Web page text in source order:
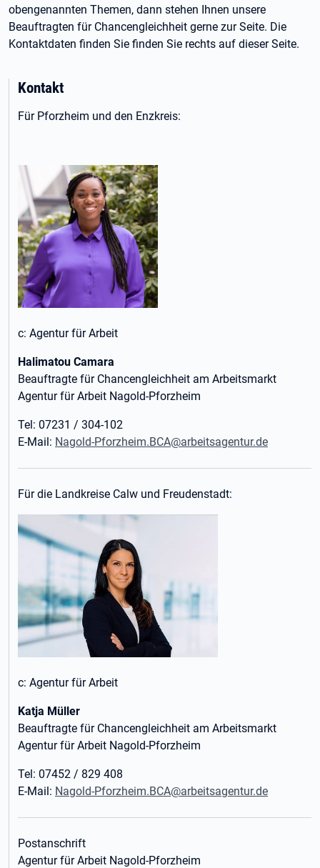
obengenannten Themen, dann stehen Ihnen unsere
Beauftragten für Chancengleichheit gerne zur Seite. Die
Kontaktdaten finden Sie finden Sie rechts auf dieser Seite.
Kontakt
Für Pforzheim und den Enzkreis:
c: Agentur für Arbeit
Halimatou Camara
Beauftragte für Chancengleichheit am Arbeitsmarkt
Agentur für Arbeit Nagold-Pforzheim
Tel: 07231 / 304-102
E-Mail: Nagold-Pforzheim.BCA@arbeitsagentur.de
Für die Landkreise Calw und Freudenstadt:
c: Agentur für Arbeit
Katja Müller
Beauftragte für Chancengleichheit am Arbeitsmarkt
Agentur für Arbeit Nagold-Pforzheim
Tel: 07452 / 829 408
E-Mail: Nagold-Pforzheim.BCA@arbeitsagentur.de
Postanschrift
Agentur für Arbeit Nagold-Pforzheim